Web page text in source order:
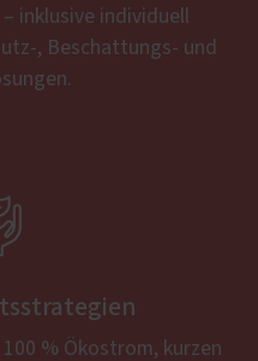
inklusive individuell
, Beschattungs- und
% Ökostrom, kurzen